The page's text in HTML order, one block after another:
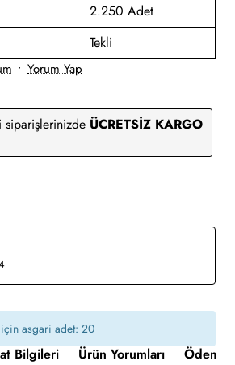
2.250 Adet
Tekli
ÜCRETSİZ KARGO
• Yorum Yap
için asgari adet: 20
Bilgileri Ürün Yorumları Ödeme